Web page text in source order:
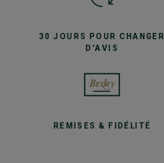
30 JOURS POURCHANGER
D'AVIS
REMISES& FIDÉLITÉ